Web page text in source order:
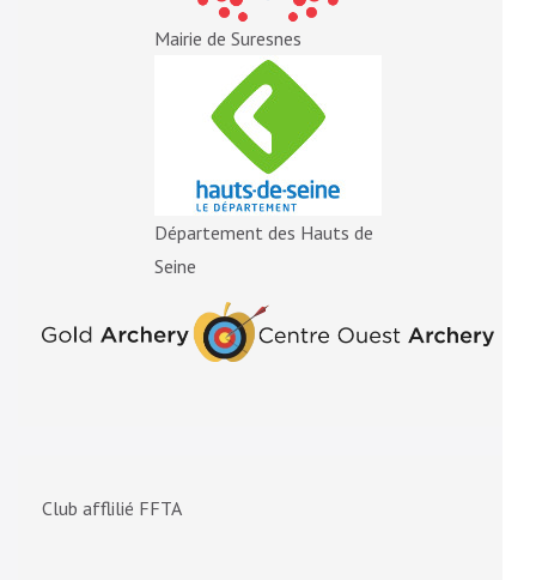
Mairie de Suresnes
Département des Hauts de
Seine
Club afflilié FFTA